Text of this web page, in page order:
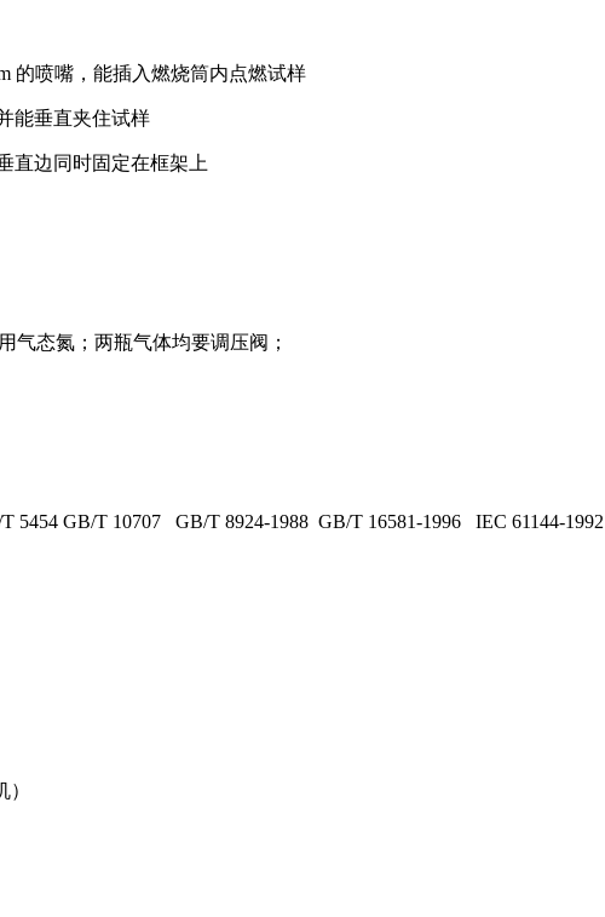
的喷嘴，能插入燃烧筒内点燃试样
能垂直夹住试样
直边同时固定在框架上
气态氮；两瓶气体均要调压阀；
5454 GB/T 10707 GB/T 8924-1988 GB/T 16581-1996 IEC 61144-1992